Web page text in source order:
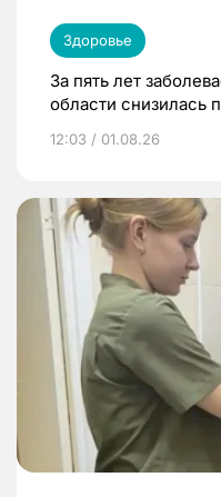
Здоровье
За пять лет
области снизилась
12:03 / 01.08.26